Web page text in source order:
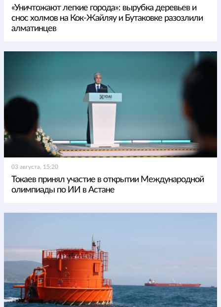
«Уничтожают легкие города»: вырубка деревьев и
снос холмов на Кок-Жайляу и Бутаковке разозлили
алматинцев
03 августа, 15:20
Токаев принял участие в открытии Международной
олимпиады по ИИ в Астане